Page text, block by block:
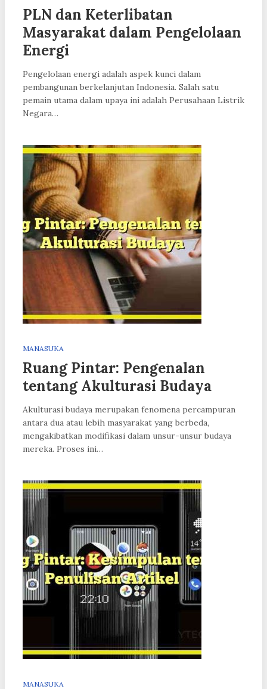
PLN dan Keterlibatan
Masyarakat dalam Pengelolaan
Energi
Pengelolaan energi adalah aspek kunci dalam
pembangunan berkelanjutan Indonesia. Salah satu
pemain utama dalam upaya ini adalah Perusahaan Listrik
Negara…
MANASUKA
Ruang Pintar: Pengenalan
tentang Akulturasi Budaya
Akulturasi budaya merupakan fenomena percampuran
antara dua atau lebih masyarakat yang berbeda,
mengakibatkan modifikasi dalam unsur-unsur budaya
mereka. Proses ini…
MANASUKA